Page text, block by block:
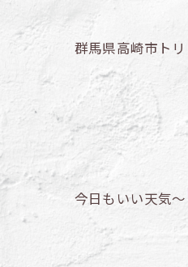
群馬県高崎市ト
今日もいい天気～